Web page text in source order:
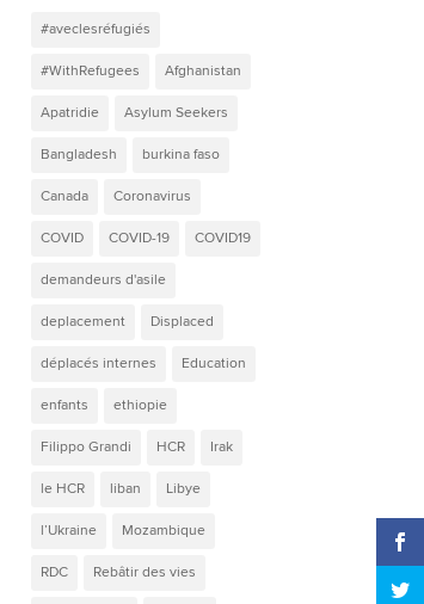
#aveclesréfugiés
#WithRefugees Afghanistan
Apatridie Asylum Seekers
Bangladesh burkina faso
Canada Coronavirus
COVID COVID-19 COVID19
demandeurs d'asile
deplacement Displaced
déplacés internes Education
enfants ethiopie
Filippo Grandi HCR Irak
le HCR liban Libye
l’Ukraine Mozambique
RDC Rebâtir des vies